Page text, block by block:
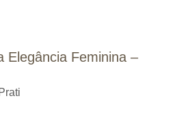
Elegância Feminina –